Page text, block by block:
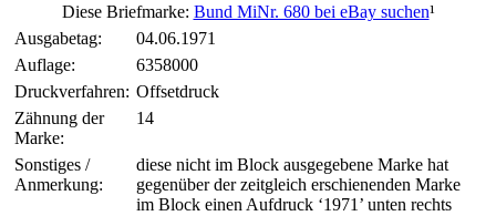
Diese Briefmarke: Bund MiNr. 680 bei eBay suchen¹
Ausgabetag:
04.06.1971
Auflage:
6358000
Druckverfahren: Offsetdruck
Zähnung der
Marke:
14
Sonstiges /
Anmerkung:
diese nicht im Block ausgegebene Marke hat
gegenüber der zeitgleich erschienenden Marke
im Block einen Aufdruck ‘1971’ unten rechts